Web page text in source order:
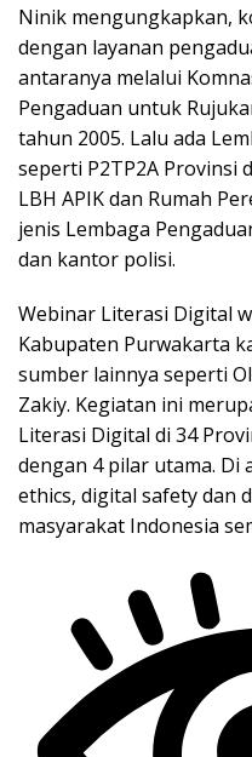
Ninik mengungkapkan,
dengan layanan
antaranya melalui
Pengaduan untuk
tahun 2005. Lalu ada
seperti P2TP2A Provinsi
LBH APIK dan Rumah
jenis Lembaga
dan kantor polisi.
Webinar Literasi Digital
Kabupaten Purwakarta
sumber lainnya seperti
Zakiy. Kegiatan ini
Literasi Digital di 34
dengan 4 pilar utama. Di
ethics, digital safety dan
masyarakat Indonesia